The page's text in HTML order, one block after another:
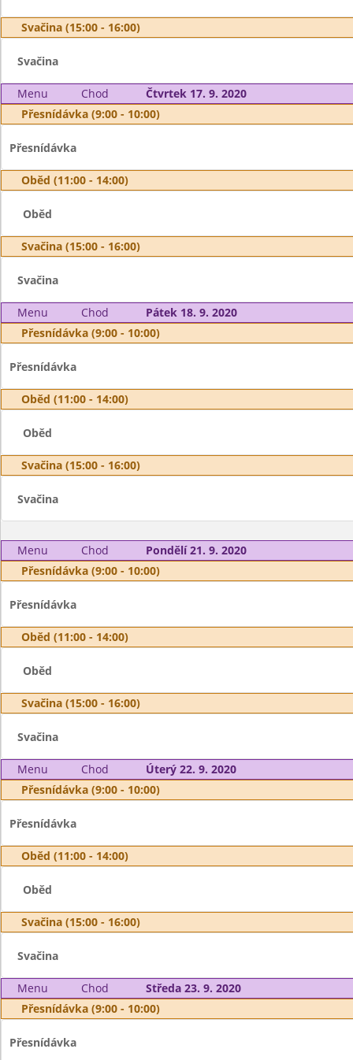
Svačina (15:00 - 16:00)
Svačina
Menu Chod
Čtvrtek 17. 9. 2020
Přesnídávka (9:00 - 10:00)
Přesnídávka
Oběd (11:00 - 14:00)
Oběd
Svačina (15:00 - 16:00)
Svačina
Menu Chod
Pátek 18. 9. 2020
Přesnídávka (9:00 - 10:00)
Přesnídávka
Oběd (11:00 - 14:00)
Oběd
Svačina (15:00 - 16:00)
Svačina
Menu Chod
Pondělí 21. 9. 2020
Přesnídávka (9:00 - 10:00)
Přesnídávka
Oběd (11:00 - 14:00)
Oběd
Svačina (15:00 - 16:00)
Svačina
Menu Chod
Úterý 22. 9. 2020
Přesnídávka (9:00 - 10:00)
Přesnídávka
Oběd (11:00 - 14:00)
Oběd
Svačina (15:00 - 16:00)
Svačina
Menu Chod
Středa 23. 9. 2020
Přesnídávka (9:00 - 10:00)
Přesnídávka